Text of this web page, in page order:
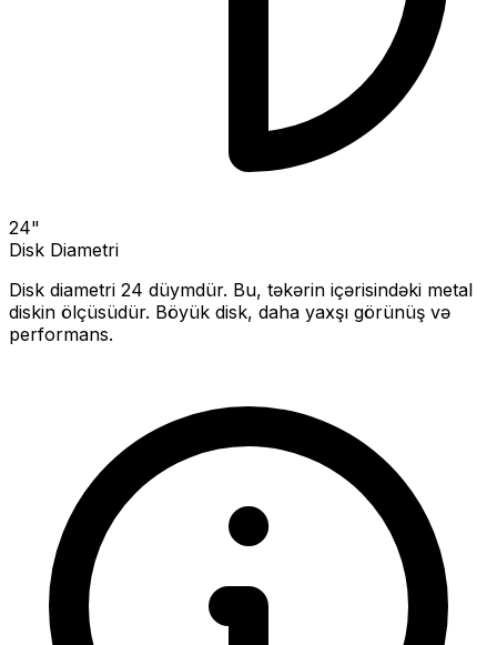
24"
Disk Diametri
Disk diametri 24 düymdür. Bu, təkərin içərisindəki metal
diskin ölçüsüdür. Böyük disk, daha yaxşı görünüş və
performans.